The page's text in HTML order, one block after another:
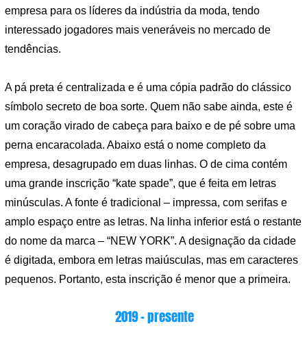
empresa para os líderes da indústria da moda, tendo
interessado jogadores mais veneráveis ​​no mercado de
tendências.
A pá preta é centralizada e é uma cópia padrão do clássico
símbolo secreto de boa sorte. Quem não sabe ainda, este é
um coração virado de cabeça para baixo e de pé sobre uma
perna encaracolada. Abaixo está o nome completo da
empresa, desagrupado em duas linhas. O de cima contém
uma grande inscrição “kate spade”, que é feita em letras
minúsculas. A fonte é tradicional – impressa, com serifas e
amplo espaço entre as letras. Na linha inferior está o restante
do nome da marca – “NEW YORK”. A designação da cidade
é digitada, embora em letras maiúsculas, mas em caracteres
pequenos. Portanto, esta inscrição é menor que a primeira.
2019 – presente